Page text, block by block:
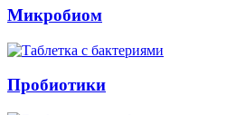
Микробиом
Пробиотики